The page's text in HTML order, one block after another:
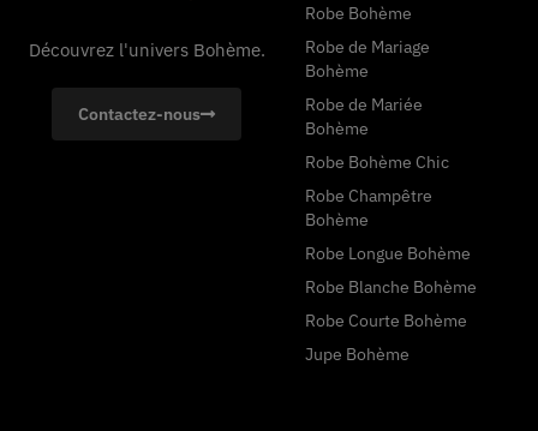
Découvrez l'univers Bohème.
Contactez-nous
Robe Bohème
Robe de Mariage
Bohème
Robe de Mariée
Bohème
Robe Bohème Chic
Robe Champêtre
Bohème
Robe Longue Bohème
Robe Blanche Bohème
Robe Courte Bohème
Jupe Bohème